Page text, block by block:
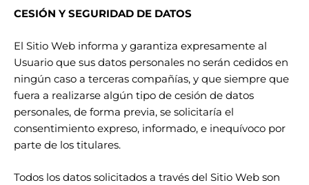
CESIÓN Y SEGURIDAD DE DATOS
El Sitio Web informa y garantiza expresamente al
Usuario que sus datos personales no serán cedidos en
ningún caso a terceras compañías, y que siempre que
fuera a realizarse algún tipo de cesión de datos
personales, de forma previa, se solicitaría el
consentimiento expreso, informado, e inequívoco por
parte de los titulares.
Todos los datos solicitados a través del Sitio Web son